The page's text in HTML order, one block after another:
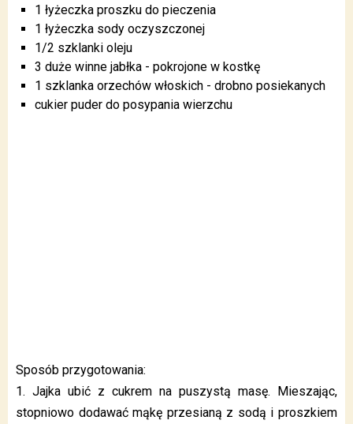
1 łyżeczka proszku do pieczenia
1 łyżeczka sody oczyszczonej
1/2 szklanki oleju
3 duże winne jabłka - pokrojone w kostkę
1 szklanka orzechów włoskich - drobno posiekanych
cukier puder do posypania wierzchu
Sposób przygotowania:
1. Jajka ubić z cukrem na puszystą masę. Mieszając,
stopniowo dodawać mąkę przesianą z sodą i proszkiem